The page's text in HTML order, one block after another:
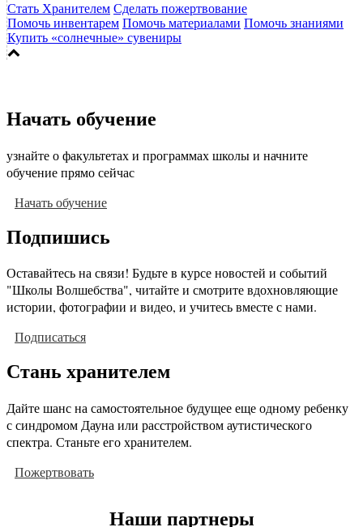
Стать Хранителем Сделать пожертвование
Помочь инвентарем Помочь материалами Помочь знаниями
Купить «солнечные» сувениры
Начать обучение
узнайте о факультетах и программах школы и начните
обучение прямо сейчас
Начать обучение
Подпишись
Оставайтесь на связи! Будьте в курсе новостей и событий
"Школы Волшебства", читайте и смотрите вдохновляющие
истории, фотографии и видео, и учитесь вместе с нами.
Подписаться
Стань хранителем
Дайте шанс на самостоятельное будущее еще одному ребенку
с синдромом Дауна или расстройством аутистического
спектра. Станьте его хранителем.
Пожертвовать
Наши партнеры